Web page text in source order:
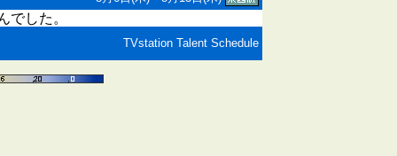
でした。
TVstation Talent Schedule